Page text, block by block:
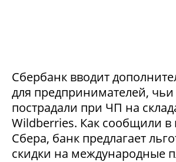
Сбербанк вводит
для предпринимателей,
пострадали при ЧП на
Wildberries. Как сообщили в
Сбера, банк предлагает
скидки на международные